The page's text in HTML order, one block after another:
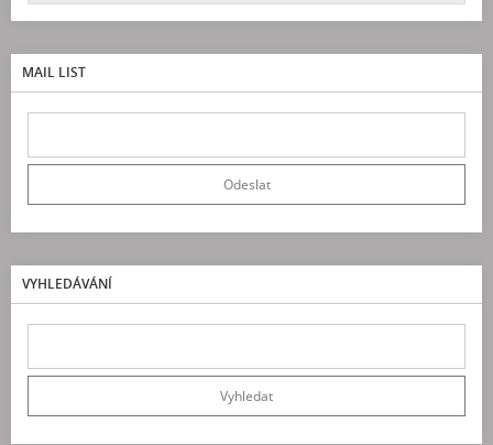
MAIL LIST
VYHLEDÁVÁNÍ